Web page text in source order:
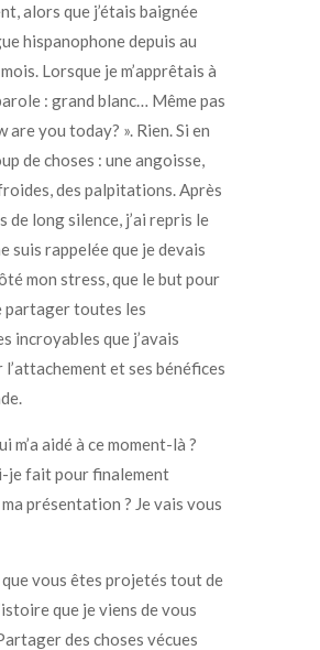
alors que j’étais baignée
hispanophone depuis au
Lorsque je m’apprêtais à
: grand blanc… Même pas
are you today? ». Rien.Si en
de choses : une angoisse,
des palpitations. Après
de long silence, j’ai repris le
suis rappelée que je devais
mon stress, que le but pour
partager toutes les
incroyables que j’avais
et ses bénéfices
m’a aidé à ce moment-là ?
je fait pour finalement
présentation ? Je vais vous
que vous êtes projetés tout de
que je viens de vous
des choses vécues